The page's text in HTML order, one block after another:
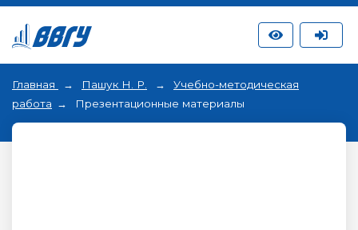
Главная Пашук Н. Р.
Учебно-методическая
работа
Презентационные материалы